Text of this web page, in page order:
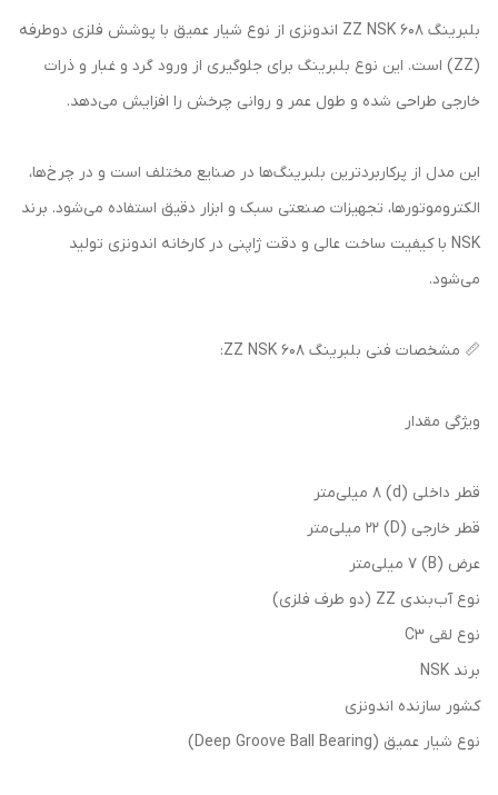
بلبرینگ 608 ZZ NSK اندونزی از نوع شیار عمیق با پوشش فلزی دوطرفه
(ZZ) است. این نوع بلبرینگ برای جلوگیری از ورود گرد و غبار و ذرات
خارجی طراحی شده و طول عمر و روانی چرخش را افزایش می‌دهد.
این مدل از پرکاربردترین بلبرینگ‌ها در صنایع مختلف است و در چرخ‌ها،
الکتروموتورها، تجهیزات صنعتی سبک و ابزار دقیق استفاده می‌شود. برند
NSK با کیفیت ساخت عالی و دقت ژاپنی در کارخانه اندونزی تولید
می‌شود.
📏 مشخصات فنی بلبرینگ 608 ZZ NSK:
ویژگی مقدار
قطر داخلی (d) 8 میلی‌متر
قطر خارجی (D) 22 میلی‌متر
عرض (B) 7 میلی‌متر
نوع آب‌بندی ZZ (دو طرف فلزی)
نوع لقی C3
برند NSK
کشور سازنده اندونزی
نوع شیار عمیق (Deep Groove Ball Bearing)